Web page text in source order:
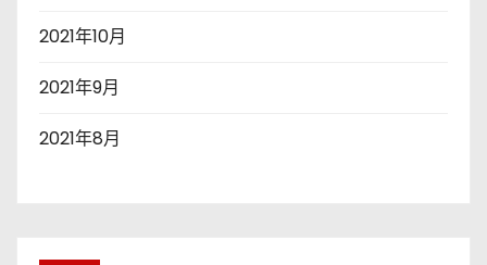
2021年10月
2021年9月
2021年8月